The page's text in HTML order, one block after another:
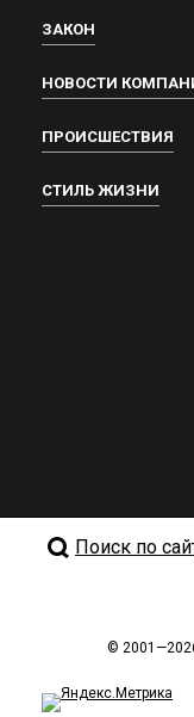
ЗАКОН
НОВОСТИ
ПРОИСШЕСТВИЯ
СТИЛЬ ЖИЗНИ
Поиск по
©